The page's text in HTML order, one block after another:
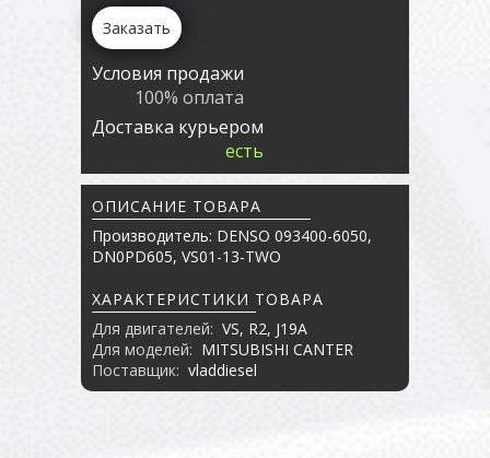
Заказать
Условия продажи
100% оплата
Доставка курьером
есть
ОПИСАНИЕ ТОВАРА
Производитель: DENSO 093400-6050,
DN0PD605, VS01-13-TWO
ХАРАКТЕРИСТИКИ ТОВАРА
Для двигателей: VS, R2, J19A
Для моделей: MITSUBISHI CANTER
Поставщик: vladdiesel